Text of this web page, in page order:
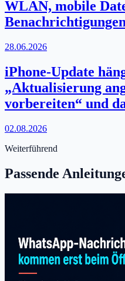
WLAN, mobile
Benachrichtigungen
28.06.2026
iPhone-Update
„Aktualisierung
vorbereiten“ und
02.08.2026
Weiterführend
Passende